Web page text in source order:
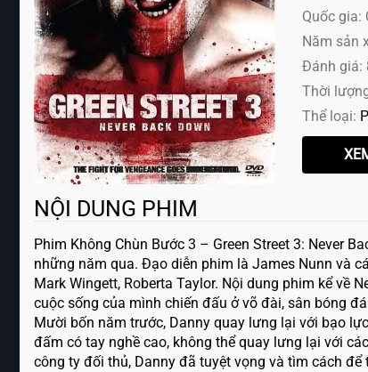
Quốc gia:
Năm sản
Đánh giá:
Thời
Thể loại:
NỘI DUNG PHIM
Phim Không Chùn Bước 3 – Green Street 3: Never
những năm qua. Đạo diễn phim là James Nunn và
Mark Wingett, Roberta Taylor. Nội dung phim kể về
cuộc sống của mình chiến đấu ở võ đài, sân bóng
Mười bốn năm trước, Danny quay lưng lại với bạo
đấm có tay nghề cao, không thể quay lưng lại với
công ty đối thủ, Danny đã tuyệt vọng và tìm cách